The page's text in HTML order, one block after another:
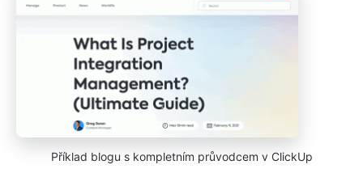
Příklad blogu s kompletním průvodcem v ClickUp